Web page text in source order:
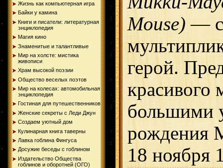
Жизнь как компьютерная игра
Байки у камина
Книги и писатели: литературная
энциклопедия
Магия кино
Знаменитые и талантливые
Мир на холсте: мистика
живописи
Храм высокой поэзии
Общество веселых поэтов
Мир на колесах: автомобильная
энциклопедия
Гостиная для путешественников
Женские секреты с Леди Джун
Создаем уютный дом
Кулинарная книга таверны
Лавка гоблина Фингуса
Досужие беседы с гоблином
Издательство Общества
гоблинов и оборотней (ОГО)
Mouse) —
герой.
большими
рождения
18 ноября